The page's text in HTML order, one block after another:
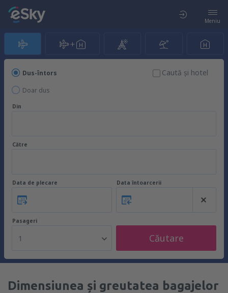
Meniu
Dus-întors
Doar dus
Caută şi hotel
Din
Către
Data de plecare Data întoarcerii
Pasageri
1 Căutare
Dimensiunea și greutatea bagajelor